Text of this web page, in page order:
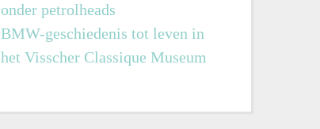
onder petrolheads
BMW-geschiedenis tot leven in
het Visscher Classique Museum